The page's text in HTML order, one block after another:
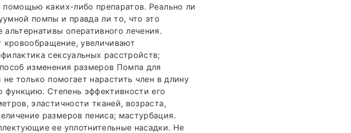
каких-либо препаратов. Реально ли
помпы и правда ли то, что это
оперативного лечения.
увеличивают
сексуальных расстройств;
изменения размеров Помпа для
только помогает нарастить член в длину
Степень эффективности его
эластичности тканей, возраста,
размеров пениса; мастурбация.
ее уплотнительные насадки. Не